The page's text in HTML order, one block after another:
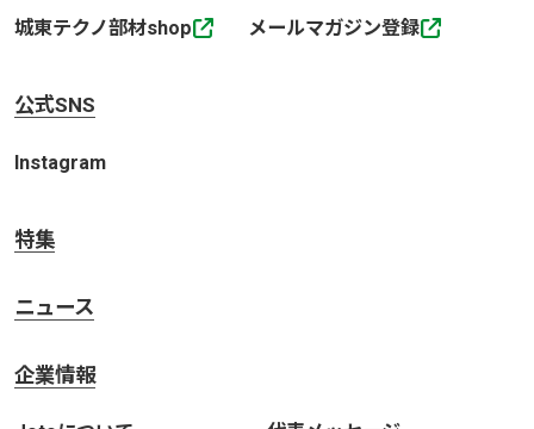
城東テクノ部材shop メールマガジン登録
公式SNS
Instagram
特集
ニュース
企業情報